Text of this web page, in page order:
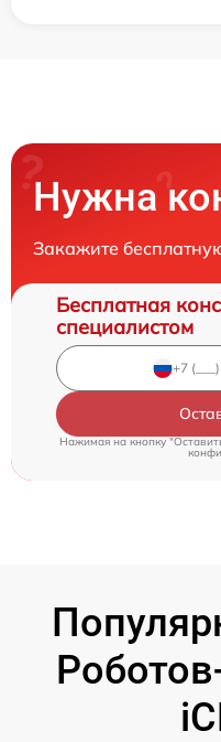
Нужна
Закажите
Бесплатная
специалистом
Нажимая на кнопку